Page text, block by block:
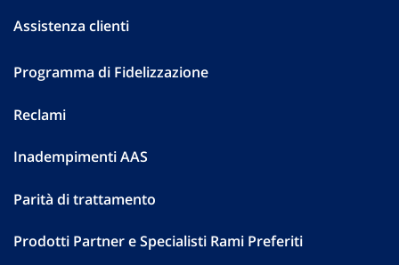
Assistenza clienti
Programma di Fidelizzazione
Reclami
Inadempimenti AAS
Parità di trattamento
Prodotti Partner e Specialisti Rami Preferiti